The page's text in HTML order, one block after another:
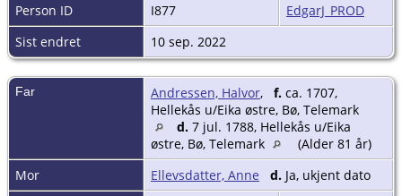
Person ID
I877
EdgarJ_PROD
Sist endret
10 sep. 2022
Far Andressen, Halvor, f. ca. 1707,
Hellekås u/Eika østre, Bø, Telemark
d. 7 jul. 1788, Hellekås u/Eika
østre, Bø, Telemark
(Alder 81 år)
Mor
Ellevsdatter, Anne d. Ja, ukjent dato